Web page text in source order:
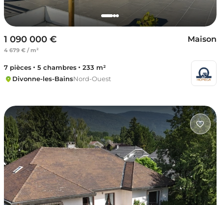
1 090 000 €
4 679 € / m²
Maison
7 pièces 5 chambres
233 m²
Divonne-les-BainsNord-Ouest